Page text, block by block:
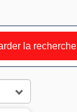
la recherche